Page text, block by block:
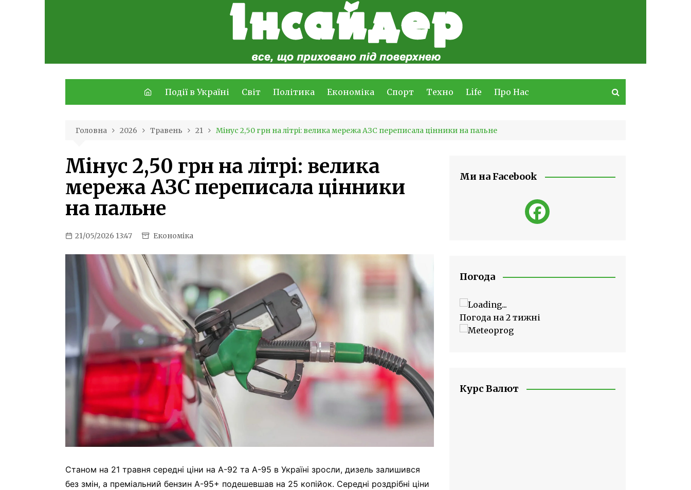
Події в Україні Світ Політика Економіка Спорт Техно Life Про Нас
Головна 2026 Травень 21 Мінус 2,50 грн на літрі: велика мережа АЗС переписала цінники на пальне
Мінус 2,50 грн на літрі: велика
мережа АЗС переписала цінники
на пальне
21/05/2026 13:47 Економіка
Станом на 21 травня середні ціни на А-92 та А-95 в Україні зросли, дизель залишився
без змін, а преміальний бензин А-95+ подешевшав на 25 копійок. Середні роздрібні ціни
Ми на Facebook
Погода
Погода на 2 тижні
Курс Валют